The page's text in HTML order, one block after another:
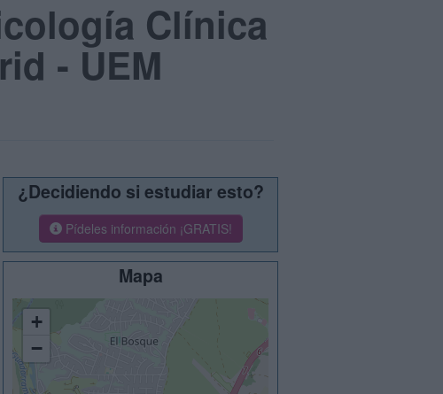
Clínica
- UEM
¿Decidiendo si estudiar esto?
Pídeles información ¡GRATIS!
Mapa
+
−